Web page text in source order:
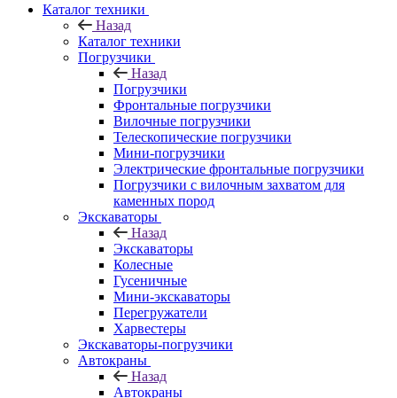
Каталог техники
Назад
Каталог техники
Погрузчики
Назад
Погрузчики
Фронтальные погрузчики
Вилочные погрузчики
Телескопические погрузчики
Мини-погрузчики
Электрические фронтальные погрузчики
Погрузчики с вилочным захватом для
каменных пород
Экскаваторы
Назад
Экскаваторы
Колесные
Гусеничные
Мини-экскаваторы
Перегружатели
Харвестеры
Экскаваторы-погрузчики
Автокраны
Назад
Автокраны